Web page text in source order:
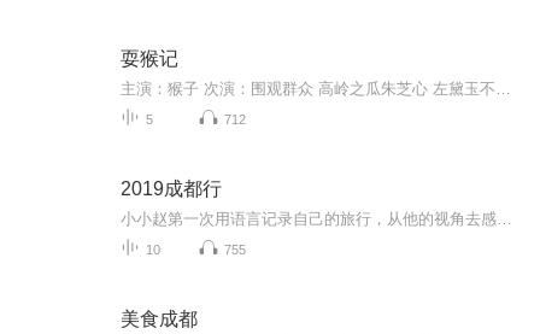
耍猴记
5 712
2019成都行
10 755
美食成都